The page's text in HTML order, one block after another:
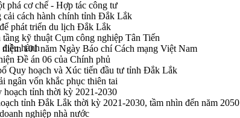
phá cơ chế - Hợp tác công tư
cải cách hành chính tỉnh Đắk Lắk
phát triển du lịch Đắk Lắk
kỹ thuật Cụm công nghiệp Tân Tiến
101 năm Ngày Báo chí Cách mạng Việt Nam
Đề án 06 của Chính phủ
Quy hoạch và Xúc tiến đầu tư tỉnh Đắk Lắk
ngân vốn khắc phục thiên tai
tỉnh thời kỳ 2021-2030
tỉnh Đắk Lắk thời kỳ 2021-2030, tầm nhìn đến năm 2050
nghiệp nhà nước
hành